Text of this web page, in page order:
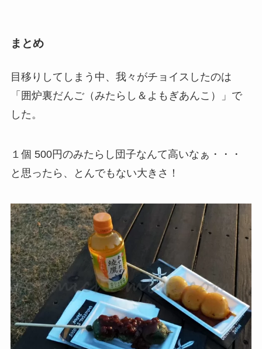
まとめ
目移りしてしまう中、我々がチョイスしたのは
「 囲炉裏だんご（みたらし＆よもぎあんこ）
」で
した。
１個 500円のみたらし団子なんて高いなぁ・・・
と思ったら、とんでもない大きさ！